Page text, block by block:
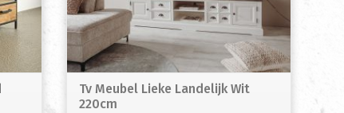
Tv Meubel Lieke Landelijk Wit
220cm